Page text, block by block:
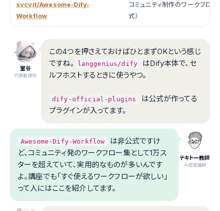
svcvit/Awesome-Dify-
Workflow
コミュニティ制作のワークフロー
式）
室谷
代表取締役
この4つを押さえておけばひとまずOKという感じ
ですね。
langgenius/dify
はDify本体で、セ
ルフホストするときに使うやつ。
dify-official-plugins
は公式が作ってる
プラグインが入ってます。
テキトー教師
.AI認定講師
Awesome-Dify-Workflow
は非公式ですけ
ど、コミュニティ発のワークフロー集として1万ス
ターを超えていて、実用的なものが多いんです
よ。講座でも「すぐ使えるワークフローが欲しい」
って人にはここを紹介してます。